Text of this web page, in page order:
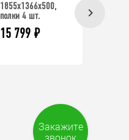
1855x1366x500,
полки 4 шт.
15 799 ₽
Закажите
звонок